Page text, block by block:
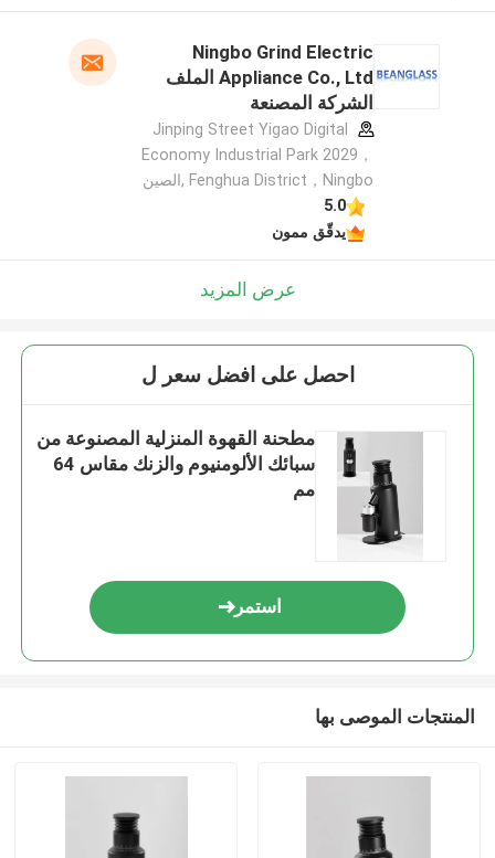
Ningbo Grind Electric
Appliance Co., Ltd الملف
الشركة المصنعة
Jinping Street Yigao Digital
Economy Industrial Park 2029，
Fenghua District，Ningbo ,الصين
5.0
يدقّق ممون
عرض المزيد
احصل على افضل سعر ل
مطحنة القهوة المنزلية المصنوعة من
سبائك الألومنيوم والزنك مقاس 64
مم
استمر
المنتجات الموصى بها